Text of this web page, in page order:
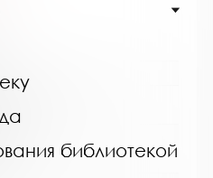
библиотекой